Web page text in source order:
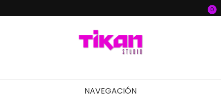
0
NAVEGACIÓN